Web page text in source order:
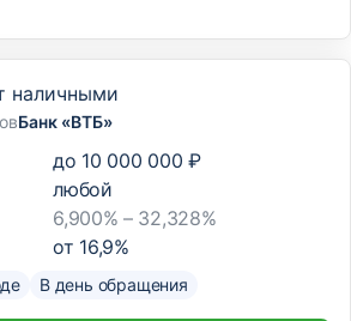
наличными
Банк «ВТБ»
до 10 000 000 ₽
любой
6,900% – 32,328%
от 16,9%
В день обращения